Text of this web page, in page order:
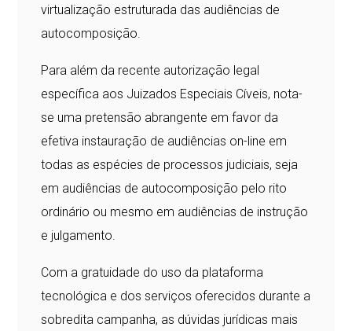
virtualização estruturada das audiências de
autocomposição.
Para além da recente autorização legal
específica aos Juizados Especiais Cíveis, nota-
se uma pretensão abrangente em favor da
efetiva instauração de audiências on-line em
todas as espécies de processos judiciais, seja
em audiências de autocomposição pelo rito
ordinário ou mesmo em audiências de instrução
e julgamento.
Com a gratuidade do uso da plataforma
tecnológica e dos serviços oferecidos durante a
sobredita campanha, as dúvidas jurídicas mais